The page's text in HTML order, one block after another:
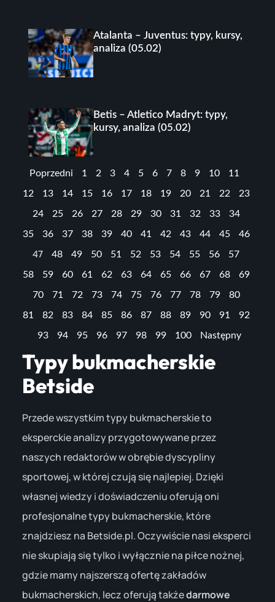
Atalanta – Juventus: typy, kursy,
analiza (05.02)
Betis – Atletico Madryt: typy,
kursy, analiza (05.02)
Poprzedni 1 2 3 4 5 6 7 8 9 10 11
12 13 14 15 16 17 18 19 20 21 22 23
24 25 26 27 28 29 30 31 32 33 34
35 36 37 38 39 40 41 42 43 44 45 46
47 48 49 50 51 52 53 54 55 56 57
58 59 60 61 62 63 64 65 66 67 68 69
70 71 72 73 74 75 76 77 78 79 80
81 82 83 84 85 86 87 88 89 90 91 92
93 94 95 96 97 98 99 100 Następny
Typy bukmacherskie
Betside
Przede wszystkim typy bukmacherskie to
eksperckie analizy przygotowywane przez
naszych redaktorów w obrębie dyscypliny
sportowej, w której czują się najlepiej. Dzięki
własnej wiedzy i doświadczeniu oferują oni
profesjonalne typy bukmacherskie, które
znajdziesz na Betside.pl. Oczywiście nasi eksperci
nie skupiają się tylko i wyłącznie na piłce nożnej,
gdzie mamy najszerszą ofertę zakładów
bukmacherskich, lecz oferują takżedarmowe